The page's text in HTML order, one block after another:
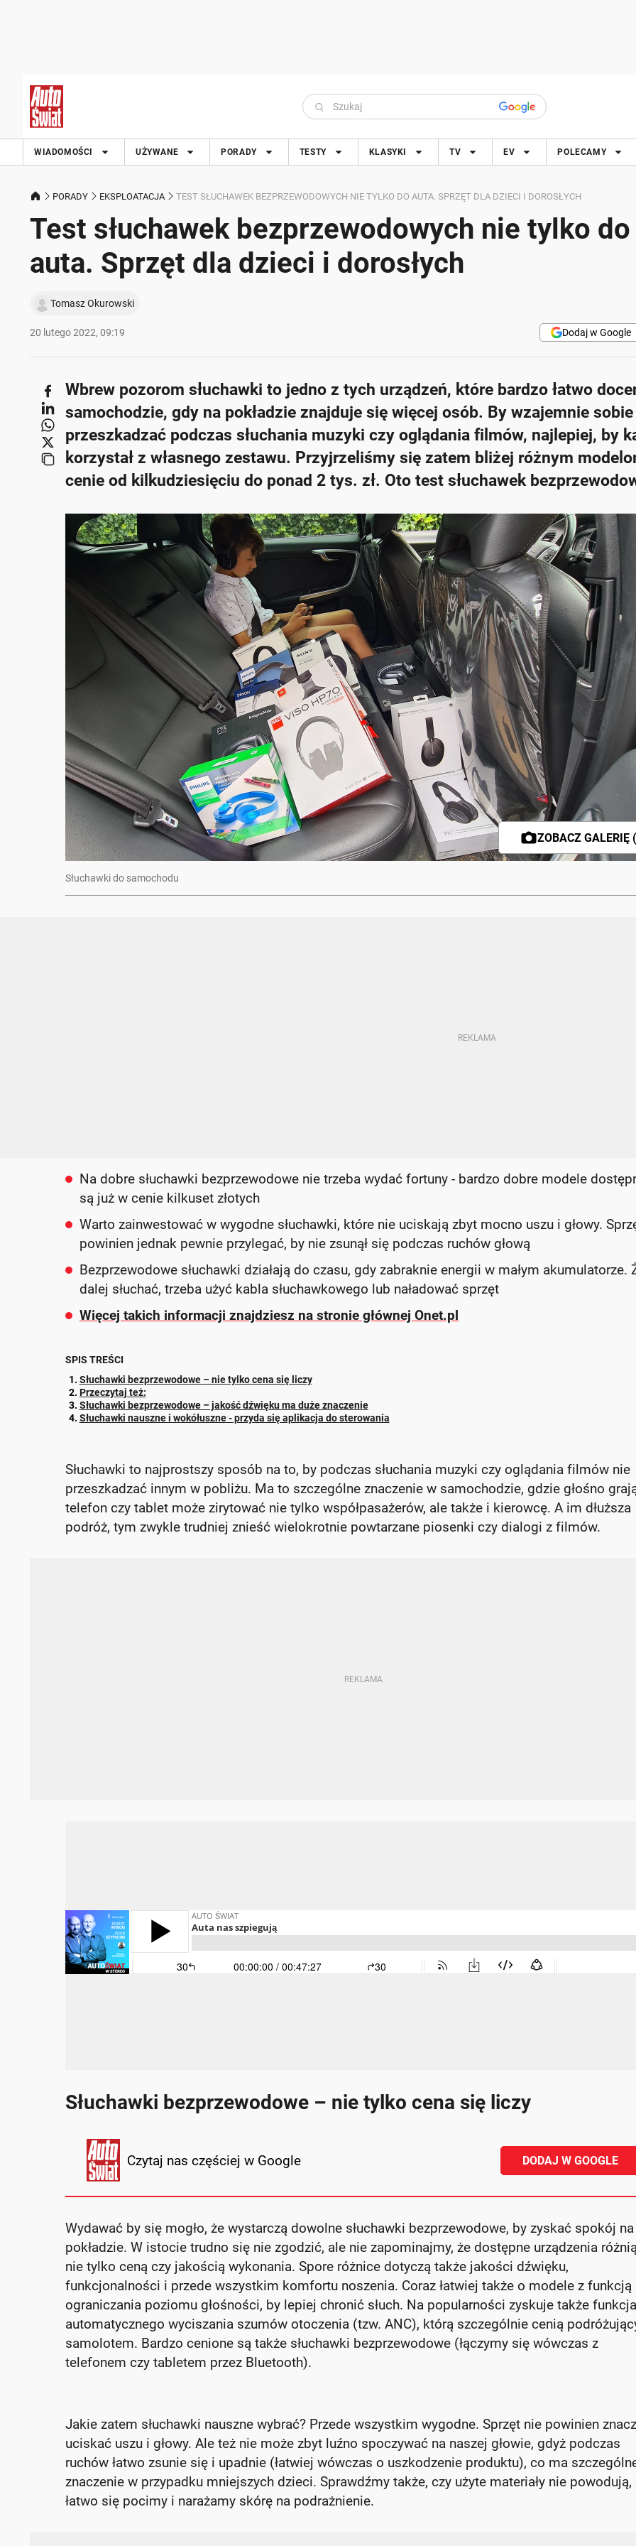
WIADOMOŚCI UŻYWANE PORADY TESTY KLASYKI TV EV POLECAMY
PORADY EKSPLOATACJA TEST SŁUCHAWEK BEZPRZEWODOWYCH NIE TYLKO DO AUTA. SPRZĘT DLA DZIECI I DOROSŁYCH
Test słuchawek bezprzewodowych nie tylko do
auta. Sprzęt dla dzieci i dorosłych
Tomasz Okurowski
20 lutego 2022, 09:19 Dodaj w Google
Wbrew pozorom słuchawki to jedno z tych urządzeń, które bardzo łatwo
samochodzie, gdy na pokładzie znajduje się więcej osób. By wzajemnie
przeszkadzać podczas słuchania muzyki czy oglądania filmów, najlepiej, by
korzystał z własnego zestawu. Przyjrzeliśmy się zatem bliżej różnym
cenie od kilkudziesięciu do ponad 2 tys. zł. Oto test słuchawek
ZOBACZ GALERIĘ
Słuchawki do samochodu
Na dobre słuchawki bezprzewodowe nie trzeba wydać fortuny - bardzo dobre modele
są już w cenie kilkuset złotych
Warto zainwestować w wygodne słuchawki, które nie uciskają zbyt mocno uszu i głowy.
powinien jednak pewnie przylegać, by nie zsunął się podczas ruchów głową
Bezprzewodowe słuchawki działają do czasu, gdy zabraknie energii w małym akumulatorze.
dalej słuchać, trzeba użyć kabla słuchawkowego lub naładować sprzęt
Więcej takich informacji znajdziesz na stronie głównej Onet.pl
SPIS TREŚCI
Słuchawki bezprzewodowe – nie tylko cena się liczy
Przeczytaj też:
Słuchawki bezprzewodowe – jakość dźwięku ma duże znaczenie
Słuchawki nauszne i wokółuszne - przyda się aplikacja do sterowania
Słuchawki to najprostszy sposób na to, by podczas słuchania muzyki czy oglądania filmów nie
przeszkadzać innym w pobliżu. Ma to szczególne znaczenie w samochodzie, gdzie głośno
telefon czy tablet może zirytować nie tylko współpasażerów, ale także i kierowcę. A im dłuższa
podróż, tym zwykle trudniej znieść wielokrotnie powtarzane piosenki czy dialogi z filmów.
Słuchawki bezprzewodowe – nie tylko cena się liczy
Czytaj nas częściej w Google DODAJ W GOOGLE
Wydawać by się mogło, że wystarczą dowolne słuchawki bezprzewodowe, by zyskać spokój na
pokładzie. W istocie trudno się nie zgodzić, ale nie zapominajmy, że dostępne urządzenia
nie tylko ceną czy jakością wykonania. Spore różnice dotyczą także jakości dźwięku,
funkcjonalności i przede wszystkim komfortu noszenia. Coraz łatwiej także o modele z funkcją
ograniczania poziomu głośności, by lepiej chronić słuch. Na popularności zyskuje także funkcja
automatycznego wyciszania szumów otoczenia (tzw. ANC), którą szczególnie cenią
samolotem. Bardzo cenione są także słuchawki bezprzewodowe (łączymy się wówczas z
telefonem czy tabletem przez Bluetooth).
Jakie zatem słuchawki nauszne wybrać? Przede wszystkim wygodne. Sprzęt nie powinien
uciskać uszu i głowy. Ale też nie może zbyt luźno spoczywać na naszej głowie, gdyż podczas
ruchów łatwo zsunie się i upadnie (łatwiej wówczas o uszkodzenie produktu), co ma
znaczenie w przypadku mniejszych dzieci. Sprawdźmy także, czy użyte materiały nie powodują,
łatwo się pocimy i narażamy skórę na podrażnienie.